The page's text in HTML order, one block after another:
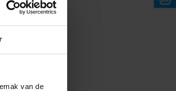
van de